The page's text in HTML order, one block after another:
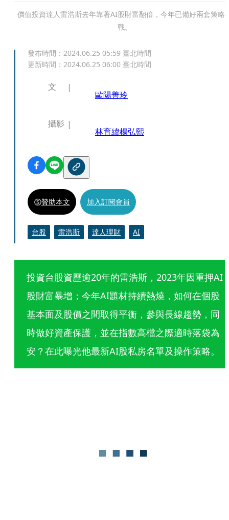
價值投資達人雷浩斯去年靠著AI股財富翻倍，今年已備好兩套策略
戰。
發布時間： 2024.06.25 05:59 臺北時間
更新時間： 2024.06.25 06:00 臺北時間
文
歐陽善玲
攝影
林育緯楊弘熙
贊助本文 加入訂閱會員
台股 雷浩斯 達人理財 AI
投資台股資歷逾20年的雷浩斯，2023年因重押AI
股財富暴增；今年AI題材持續熱燒，如何在個股
基本面及股價之間取得平衡，參與長線趨勢，同
時做好資產保護，並在指數高檔之際適時落袋為
安？在此曝光他最新AI股私房名單及操作策略。